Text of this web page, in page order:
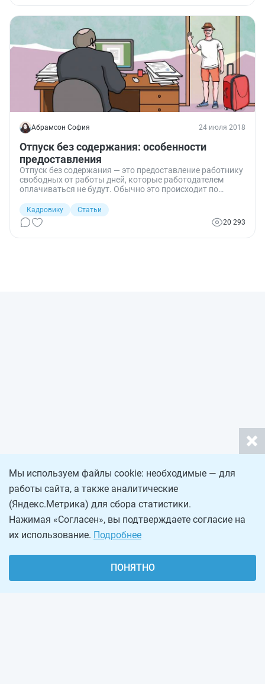
Абрамсон София 24 июля 2018
Отпуск без содержания: особенности
предоставления
Отпуск без содержания — это предоставление работнику
свободных от работы дней, которые работодателем
оплачиваться не будут. Обычно это происходит по
решению прибегают недобросовестные наниматели,
когда на предприятии возникают какие-либо трудности.
Насколько правомерными являются подобные действия,
Кадровику
Статьи
20 293
Мы используем файлы cookie: необходимые — для
работы сайта, а также аналитические
(Яндекс.Метрика) для сбора статистики.
Нажимая «Согласен», вы подтверждаете согласие на
их использование. Подробнее
ПОНЯТНО